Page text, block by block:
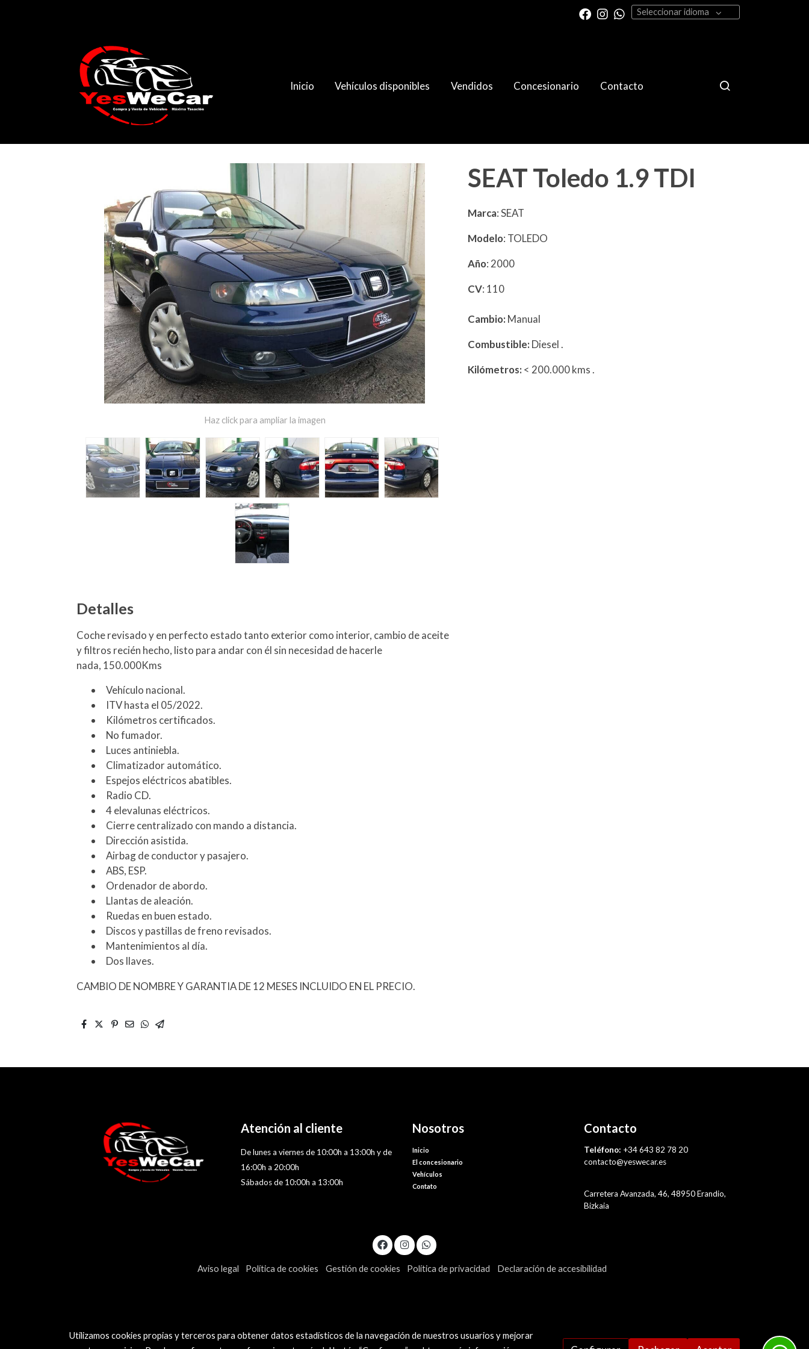
Seleccionar idioma
Inicio Vehículos disponibles Vendidos Concesionario Contacto
Catálogo SEAT Toledo 1.9 TDI
Haz click para ampliar la imagen
Detalles
Coche revisado y en perfecto estado tanto exterior como interior, cambio de aceite
y filtros recién hecho, listo para andar con él sin necesidad de hacerle
nada, 150.000Kms
Vehículo nacional.
ITV hasta el 05/2022.
Kilómetros certificados.
No fumador.
Luces antiniebla.
Climatizador automático.
Espejos eléctricos abatibles.
Radio CD.
4 elevalunas eléctricos.
Cierre centralizado con mando a distancia.
Dirección asistida.
Airbag de conductor y pasajero.
ABS, ESP.
Ordenador de abordo.
Llantas de aleación.
Ruedas en buen estado.
Discos y pastillas de freno revisados.
Mantenimientos al día.
Dos llaves.
CAMBIO DE NOMBRE Y GARANTIA DE 12 MESES INCLUIDO EN EL PRECIO.
SEAT Toledo 1.9 TDI
Marca: SEAT
Modelo: TOLEDO
Año: 2000
CV: 110
Cambio: Manual
Combustible: Diesel.
Kilómetros: < 200.000 kms.
Atención al cliente
De lunes a viernes de 10:00h a 13:00h y de
16:00h a 20:00h
Sábados de 10:00h a 13:00h
Nosotros
Inicio
El concesionario
Vehículos
Contato
Contacto
Teléfono: +34 643 82 78 20
contacto@yeswecar.es
Carretera Avanzada, 46, 48950 Erandio,
Bizkaia
Aviso legal Política de cookies Gestión de cookies Política de privacidad Declaración de accesibilidad
Utilizamos cookies propias y terceros para obtener datos estadísticos de la navegación de nuestros usuarios y mejorar